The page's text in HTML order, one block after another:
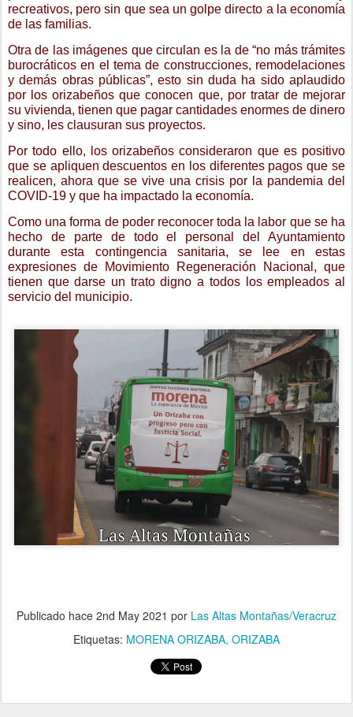
recreativos, pero sin que sea un golpe directo a la economía
de las familias.
Otra de las imágenes que circulan es la de “no más trámites
burocráticos en el tema de construcciones, remodelaciones
y demás obras públicas”, esto sin duda ha sido aplaudido
por los orizabeños que conocen que, por tratar de mejorar
su vivienda, tienen que pagar cantidades enormes de dinero
y sino, les clausuran sus proyectos.
Por todo ello, los orizabeños consideraron que es positivo
que se apliquen descuentos en los diferentes pagos que se
realicen, ahora que se vive una crisis por la pandemia del
COVID-19 y que ha impactado la economía.
Como una forma de poder reconocer toda la labor que se ha
hecho de parte de todo el personal del Ayuntamiento
durante esta contingencia sanitaria, se lee en estas
expresiones de Movimiento Regeneración Nacional, que
tienen que darse un trato digno a todos los empleados al
servicio del municipio.
Publicado hace 2nd May 2021 por Las Altas Montañas/Veracruz
Etiquetas: MORENA ORIZABA ORIZABA